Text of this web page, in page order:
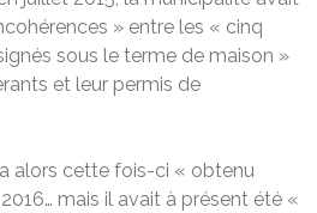
» entre les « cinq
sous le terme de maison »
et leur permis de
alors cette fois-ci « obtenu
mais il avait à présent été «